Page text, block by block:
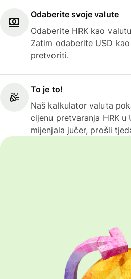
Odaberite svoje valute
Odaberite HRK kao
Zatim odaberite USD
pretvoriti.
To je to!
Naš kalkulator valuta
cijenu pretvaranja HRK u
mijenjala jučer, prošli